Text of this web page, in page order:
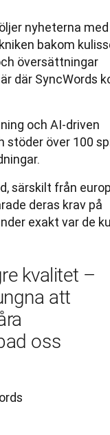
nyheterna med
bakom
översättningar
där SyncWords
och AI-driven
över 100
särskilt från
deras krav på
exakt var de
kvalitet –
att
oss